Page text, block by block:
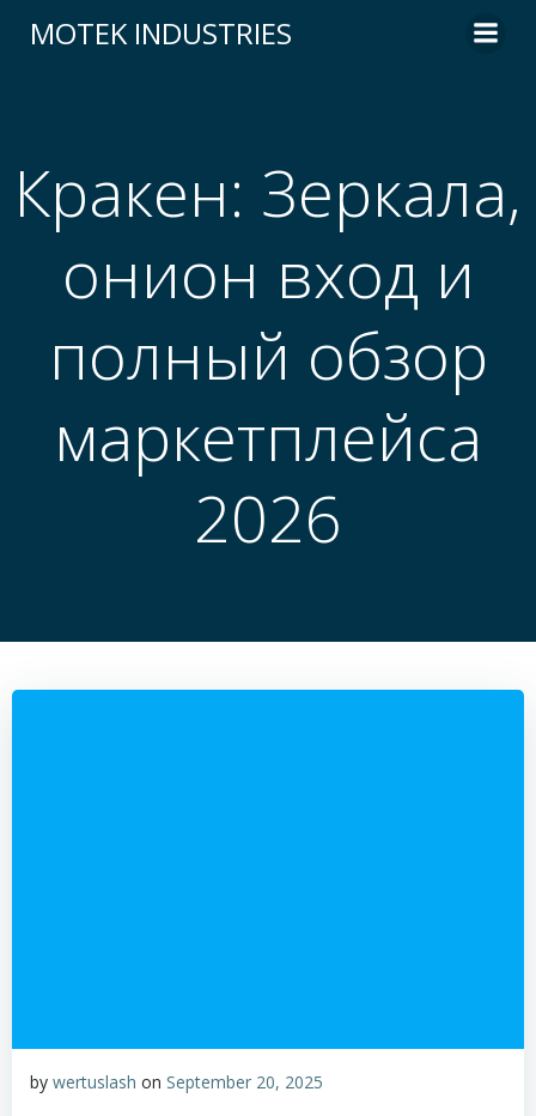
to
MOTEK INDUSTRIES
Кракен: Зеркала,
онион вход и
полный обзор
маркетплейса
2026
by wertuslash on September 20, 2025